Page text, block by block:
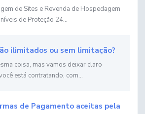
de Sites e Revenda de Hospedagem
de Proteção 24...
ilimitados ou sem limitação?
coisa, mas vamos deixar claro
está contratando, com...
de Pagamento aceitas pela